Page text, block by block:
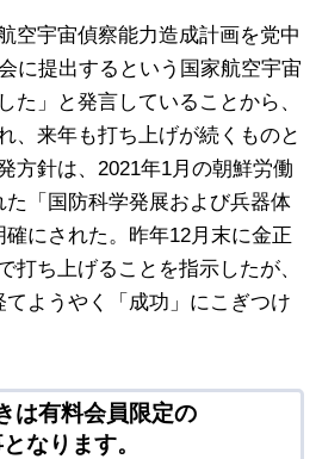
空宇宙偵察能力造成計画を党中
に提出するという国家航空宇宙
た」と発言していることから、
、来年も打ち上げが続くものと
方針は、2021年1月の朝鮮労働
「国防科学発展および兵器体
にされた。昨年12月末に金正
打ち上げることを指示したが、
ようやく「成功」にこぎつけ
は有料会員限定の
なります。